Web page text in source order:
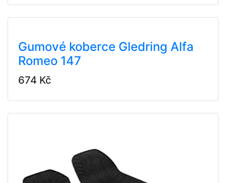
Gumové koberce Gledring Alfa
Romeo 147
674 Kč